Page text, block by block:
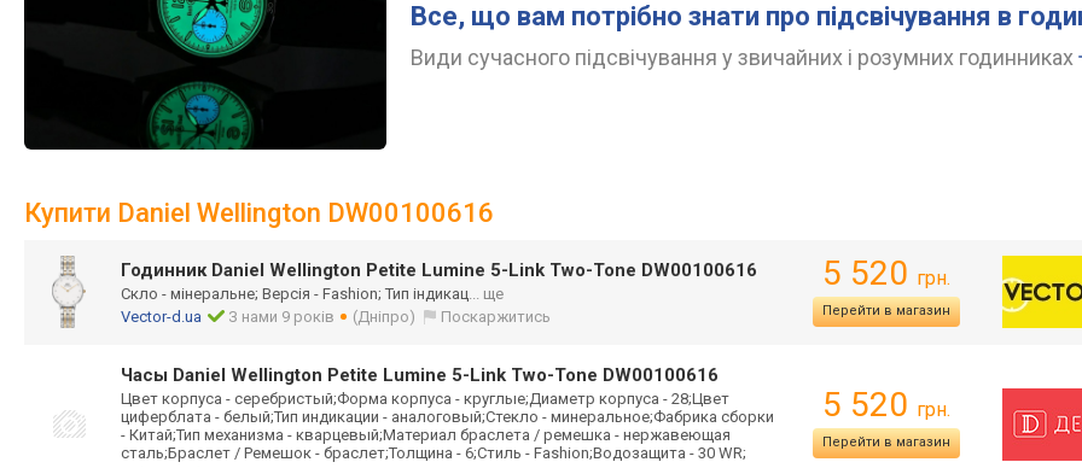
Все, що вам потрібно знати про підсвічування в
Види сучасного підсвічування у звичайних і розумних годинниках
Купити Daniel Wellington DW00100616
Годинник Daniel Wellington Petite Lumine 5-Link Two-Tone DW00100616
Скло - мінеральне; Версія - Fashion; Тип індикац... ще
Vector-d.ua
З нами 9 років (Дніпро) Поскаржитись
5 520 грн.
Перейти в магазин
Часы Daniel Wellington Petite Lumine 5-Link Two-Tone DW00100616
Цвет корпуса - серебристый;Форма корпуса - круглые;Диаметр корпуса - 28;Цвет
циферблата - белый;Тип индикации - аналоговый;Стекло - минеральное;Фабрика сборки
- Китай;Тип механизма - кварцевый;Материал браслета / ремешка - нержавеющая
сталь;Браслет / Ремешок - браслет;Толщина - 6;Стиль - Fashion;Водозащита - 30 WR;
5 520 грн.
Перейти в магазин